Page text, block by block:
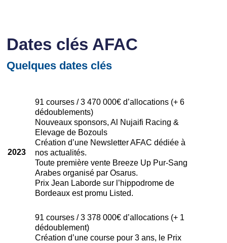
Dates clés AFAC
Quelques dates clés
2023
91 courses / 3 470 000€ d’allocations (+ 6
dédoublements)
Nouveaux sponsors, Al Nujaifi Racing &
Elevage de Bozouls
Création d’une Newsletter AFAC dédiée à
nos actualités.
Toute première vente Breeze Up Pur-Sang
Arabes organisé par Osarus.
Prix Jean Laborde sur l’hippodrome de
Bordeaux est promu Listed.
91 courses / 3 378 000€ d’allocations (+ 1
dédoublement)
Création d’une course pour 3 ans, le Prix